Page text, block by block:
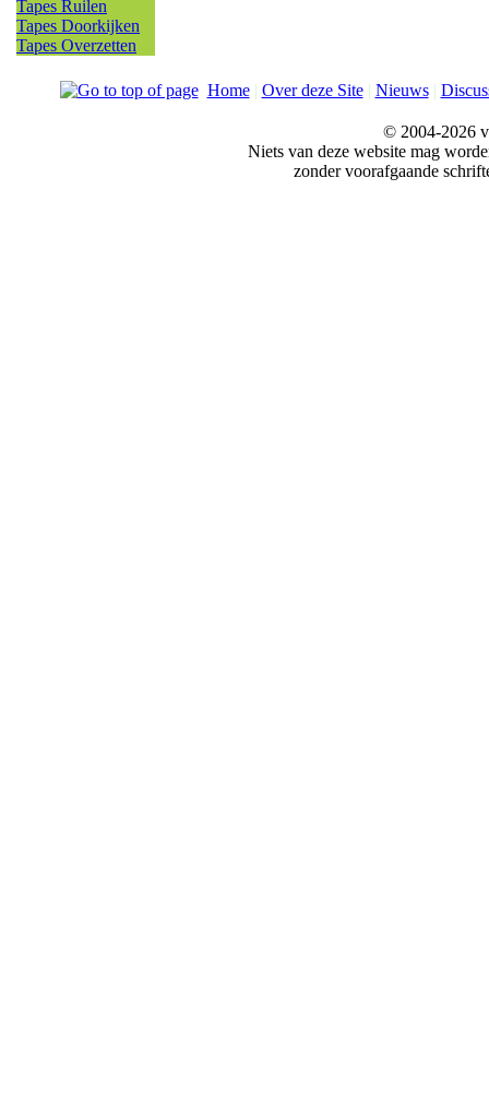
Tapes Ruilen
Tapes Doorkijken
Tapes Overzetten
Home| Over deze Site| Nieuws|
© 2004-2026
Niets van deze website mag
zonder voorafgaande